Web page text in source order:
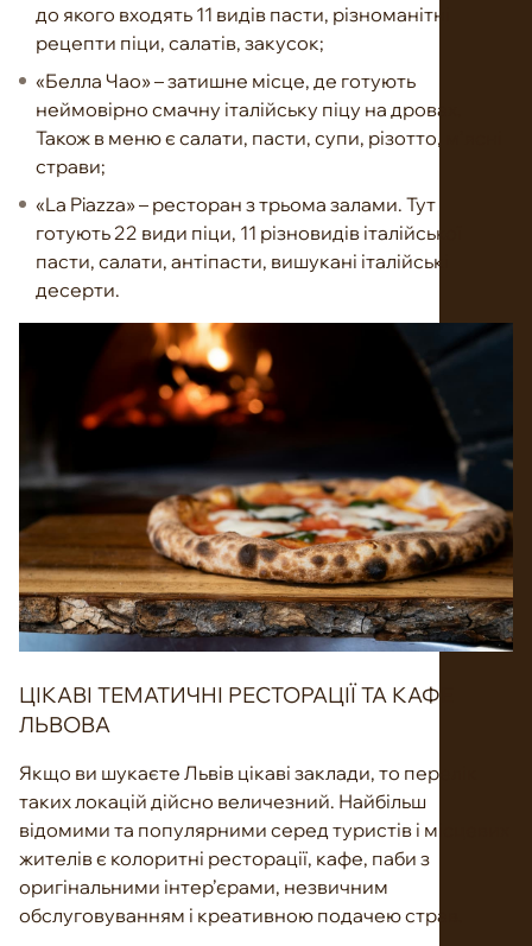
до якого входять 11 видів пасти, різноманітні
рецепти піци, салатів, закусок;
«Белла Чао» – затишне місце, де готують
неймовірно смачну італійську піцу на дровах.
Також в меню є салати, пасти, супи, різотто, м’ясні
страви;
«La Piazza» – ресторан з трьома залами. Тут
готують 22 види піци, 11 різновидів італійської
пасти, салати, антіпасти, вишукані італійські
десерти.
ЦІКАВІ ТЕМАТИЧНІ РЕСТОРАЦІЇ ТА КАФЕ
ЛЬВОВА
Якщо ви шукаєте Львів цікаві заклади, то перелік
таких локацій дійсно величезний. Найбільш
відомими та популярними серед туристів і місцевих
жителів є колоритні ресторації, кафе, паби з
оригінальними інтер’єрами, незвичним
обслуговуванням і креативною подачею страв.